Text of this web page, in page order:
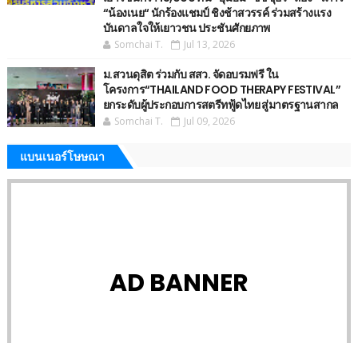
“น้องเนย“ นักร้องแชมป์ ชิงช้าสวรรค์ ร่วมสร้างแรง
บันดาลใจให้เยาวชน ประชันศักยภาพ
Somchai T. Jul 13, 2026
ม.สวนดุสิต ร่วมกับ สสว. จัดอบรมฟรี ใน
โครงการ“THAILAND FOOD THERAPY FESTIVAL”
ยกระดับผู้ประกอบการสตรีทฟู้ดไทย สู่มาตรฐานสากล
Somchai T. Jul 09, 2026
แบนเนอร์โษษณา
AD BANNER